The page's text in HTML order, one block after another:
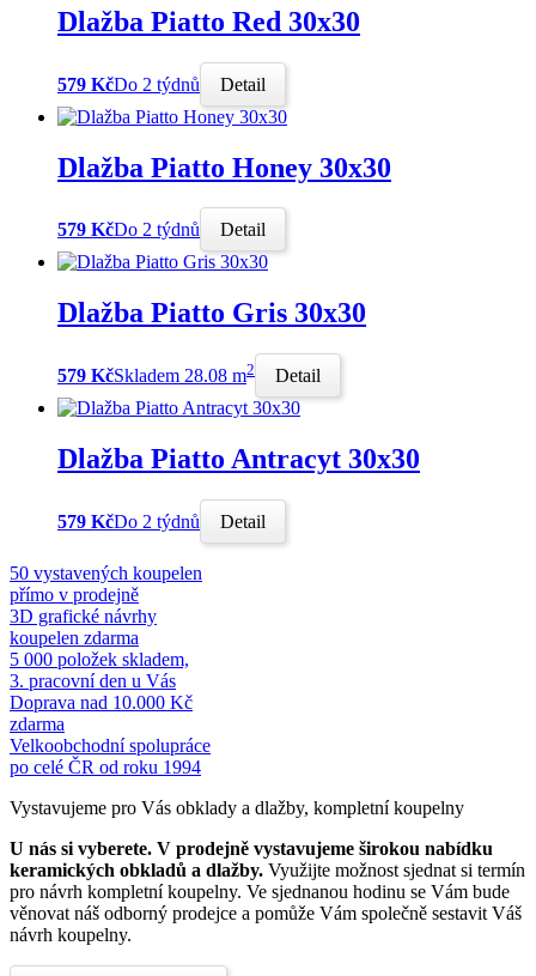
Dlažba Piatto Red 30x30
579 KčDo 2 týdnů Detail
Dlažba Piatto Honey 30x30
579 KčDo 2 týdnů Detail
Dlažba Piatto Gris 30x30
579 KčSkladem 28.08 m2 Detail
Dlažba Piatto Antracyt 30x30
579 KčDo 2 týdnů Detail
50 vystavených koupelen
přímo v prodejně
3D grafické návrhy
koupelen zdarma
5 000 položek skladem,
3. pracovní den u Vás
Doprava nad 10.000 Kč
zdarma
Velkoobchodní spolupráce
po celé ČR od roku 1994
Vystavujeme pro Vás obklady a dlažby, kompletní koupelny
U nás si vyberete. V prodejně vystavujeme širokou nabídku
keramických obkladů a dlažby. Využijte možnost sjednat si termín
pro návrh kompletní koupelny. Ve sjednanou hodinu se Vám bude
věnovat náš odborný prodejce a pomůže Vám společně sestavit Váš
návrh koupelny.